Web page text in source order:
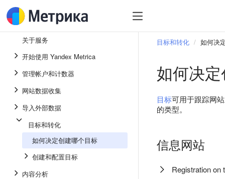
关于服务
开始使用 Yandex Metrica
管理帐户和计数器
网站数据收集
导入外部数据
目标和转化
如何决定创建哪个目标
创建和配置目标
内容分析
目标和转化 如何决
如何决
目标可用于跟踪网
的类型。
信息网站
Registration on